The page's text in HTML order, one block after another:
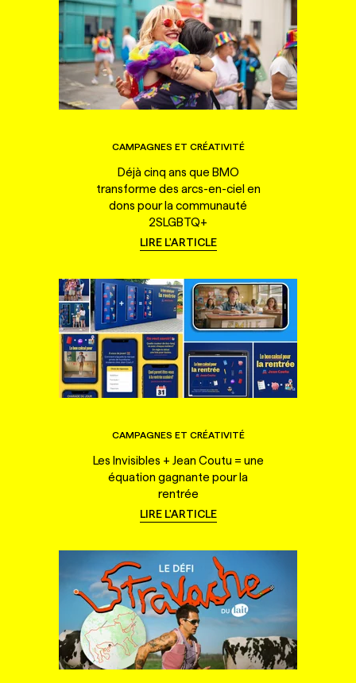
CAMPAGNES ET CRÉATIVITÉ
Déjà cinq ans que BMO
transforme des arcs-en-ciel en
dons pour la communauté
2SLGBTQ+
LIRE L'ARTICLE
CAMPAGNES ET CRÉATIVITÉ
Les Invisibles + Jean Coutu = une
équation gagnante pour la
rentrée
LIRE L'ARTICLE